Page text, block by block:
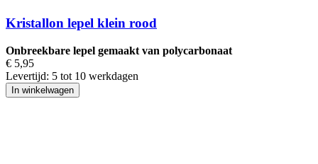
Kristallon lepel klein rood
Onbreekbare lepel gemaakt van polycarbonaat
€ 5,95
Levertijd: 5 tot 10 werkdagen
In winkelwagen